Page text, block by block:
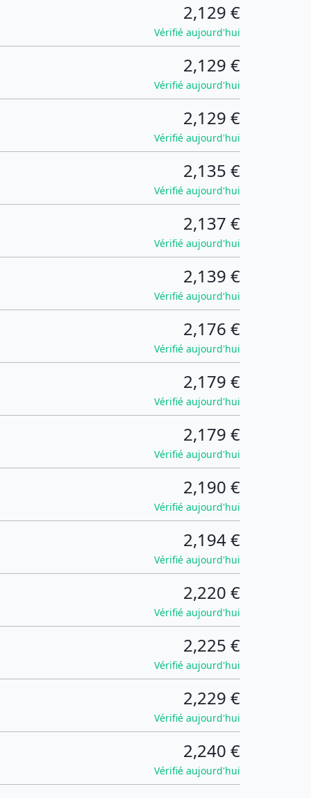
2,129 €
Vérifié aujourd'hui
2,129 €
Vérifié aujourd'hui
2,129 €
Vérifié aujourd'hui
2,135 €
Vérifié aujourd'hui
2,137 €
Vérifié aujourd'hui
2,139 €
Vérifié aujourd'hui
2,176 €
Vérifié aujourd'hui
2,179 €
Vérifié aujourd'hui
2,179 €
Vérifié aujourd'hui
2,190 €
Vérifié aujourd'hui
2,194 €
Vérifié aujourd'hui
2,220 €
Vérifié aujourd'hui
2,225 €
Vérifié aujourd'hui
2,229 €
Vérifié aujourd'hui
2,240 €
Vérifié aujourd'hui